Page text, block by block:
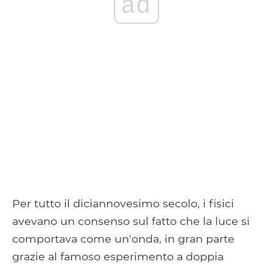
Per tutto il diciannovesimo secolo, i fisici
avevano un consenso sul fatto che la luce si
comportava come un'onda, in gran parte
grazie al famoso esperimento a doppia